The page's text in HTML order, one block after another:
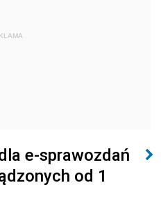
e-sprawozdań
od 1